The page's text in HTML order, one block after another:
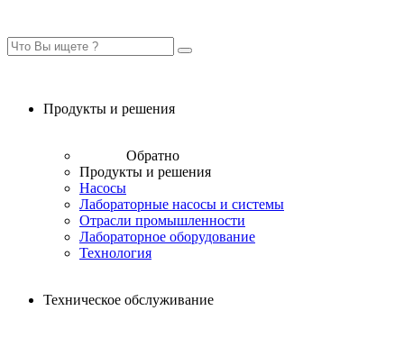
Продукты и решения
Обратно
Продукты и решения
Насосы
Лабораторные насосы и системы
Отрасли промышленности
Лабораторное оборудование
Технология
Техническое обслуживание